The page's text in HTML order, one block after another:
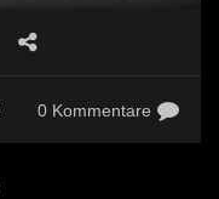
0 Kommentare